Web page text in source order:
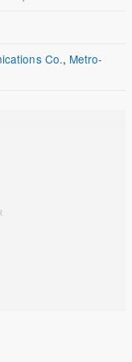
Co., Metro-